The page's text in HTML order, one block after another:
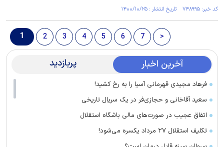
کد خبر: ۷۴۸۹۹۵ تاریخ انتشار : ۱۴۰۰/۱۰/۲۵
1 2 3 4 5 6 7 >
آخرین اخبار پربازدید
فرهاد مجیدی قهرمانی آسیا را به رخ کشید!
سعید آقاخانی و حجازی‌فر در یک سریال تاریخی
اتفاق عجیب در صورت‌های مالی باشگاه استقلال
تکلیف استقلال ۲۷ مرداد یکسره می‌شود!